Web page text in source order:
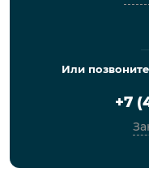
Или
+7